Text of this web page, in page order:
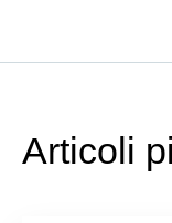
Articoli